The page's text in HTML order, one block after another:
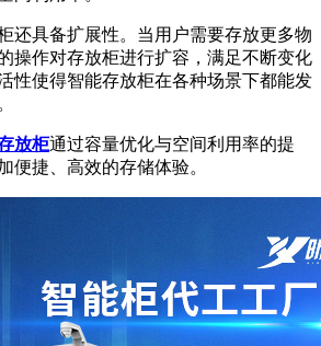
具备扩展性。当用户需要存放更多物
操作对存放柜进行扩容，满足不断变化
性使得智能存放柜在各种场景下都能发
放柜通过容量优化与空间利用率的提
便捷、高效的存储体验。